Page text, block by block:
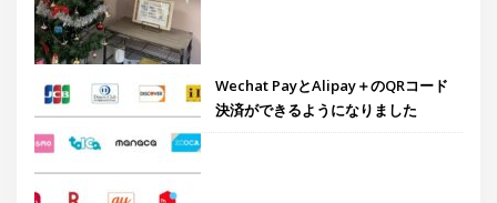
Wechat PayとAlipay＋のQRコード
決済ができるようになりました